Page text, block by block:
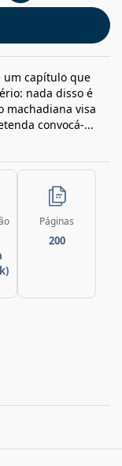
um capítulo que
nada disso é
machadiana visa
convocá-...
Páginas
200